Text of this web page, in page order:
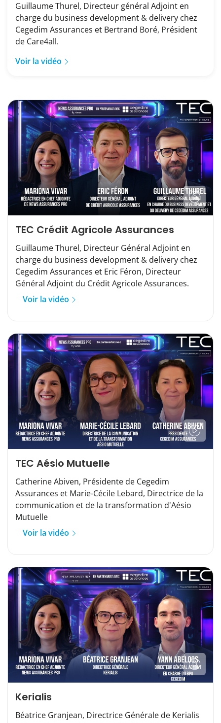
Guillaume Thurel, Directeur général Adjoint en
charge du business development & delivery chez
Cegedim Assurances et Bertrand Boré, Président
de Care4all.
Voir la vidéo
TEC Crédit Agricole Assurances
Guillaume Thurel, Directeur Général Adjoint en
charge du business development & delivery chez
Cegedim Assurances et Eric Féron, Directeur
Général Adjoint du Crédit Agricole Assurances.
Voir la vidéo
TEC Aésio Mutuelle
Catherine Abiven, Présidente de Cegedim
Assurances et Marie-Cécile Lebard, Directrice de la
communication et de la transformation d'Aésio
Mutuelle
Voir la vidéo
Kerialis
Béatrice Granjean, Directrice Générale de Kerialis